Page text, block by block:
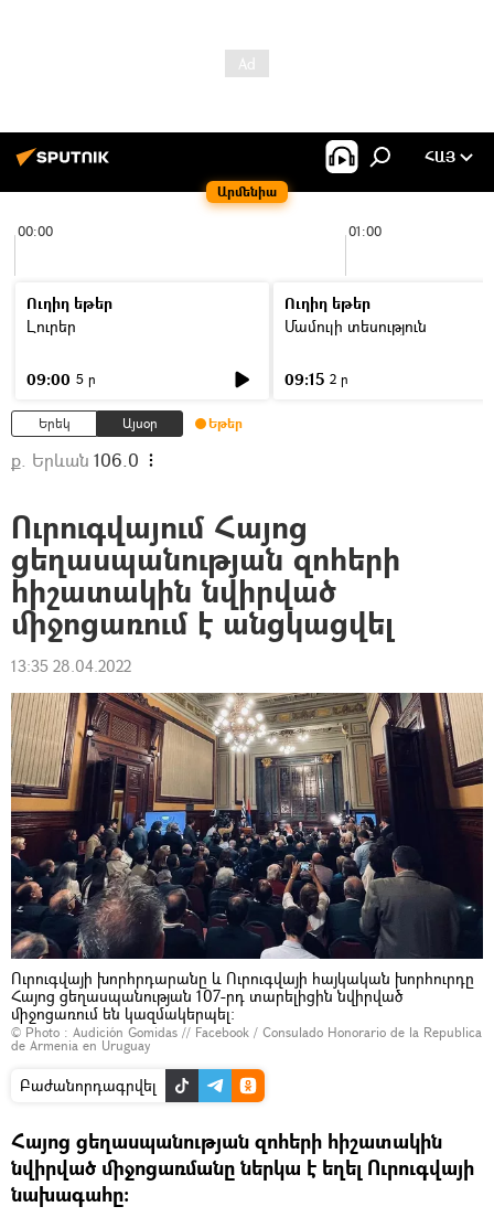
Արմենիա
ՀԱՅ
00:00 01:00
Ուղիղ եթեր
Լուրեր
09:00 5 ր
Ուղիղ եթեր
Մամուլի տեսություն
09:15 2 ր
Երեկ Այսօր Եթեր
ք. Երևան 106.0
Ուրուգվայում Հայոց
ցեղասպանության զոհերի
հիշատակին նվիրված
միջոցառում է անցկացվել
13:35 28.04.2022
Ուրուգվայի խորհրդարանը և Ուրուգվայի հայկական խորհուրդը
Հայոց ցեղասպանության 107-րդ տարելիցին նվիրված
միջոցառում են կազմակերպել։
© Photo : Audición Gomidas // Facebook / Consulado Honorario de la Republica
de Armenia en Uruguay
Բաժանորդագրվել
Հայոց ցեղասպանության զոհերի հիշատակին
նվիրված միջոցառմանը ներկա է եղել Ուրուգվայի
նախագահը։